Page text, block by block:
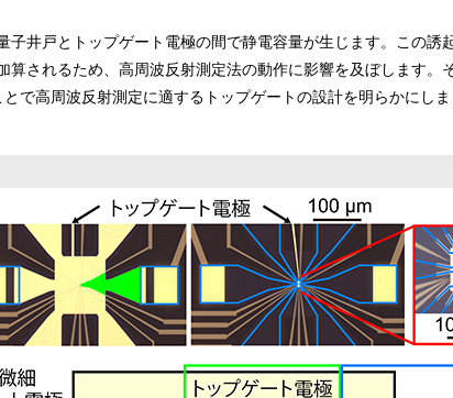
子井戸とトップゲート電極の間で静電容量が生じます。この誘
算されるため、高周波反射測定法の動作に影響を及ぼします。
で高周波反射測定に適するトップゲートの設計を明らかにしま